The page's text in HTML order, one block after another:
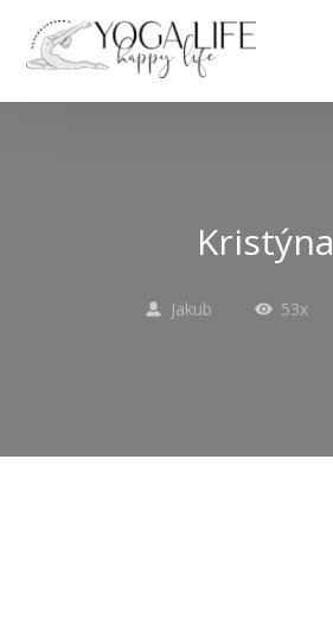
Kristýna
Jakub 53x